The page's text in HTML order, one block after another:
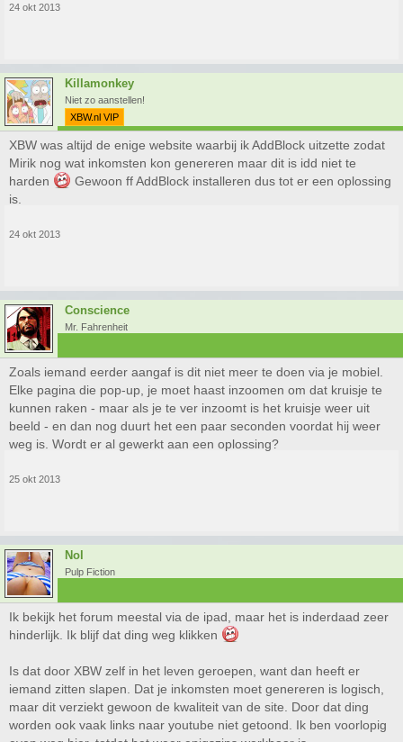
24 okt 2013
Killamonkey
Niet zo aanstellen!
XBW.nl VIP
XBW was altijd de enige website waarbij ik AddBlock uitzette zodat
Mirik nog wat inkomsten kon genereren maar dit is idd niet te
harden
Gewoon ff AddBlock installeren dus tot er een oplossing
is.
24 okt 2013
Conscience
Mr. Fahrenheit
Zoals iemand eerder aangaf is dit niet meer te doen via je mobiel.
Elke pagina die pop-up, je moet haast inzoomen om dat kruisje te
kunnen raken - maar als je te ver inzoomt is het kruisje weer uit
beeld - en dan nog duurt het een paar seconden voordat hij weer
weg is. Wordt er al gewerkt aan een oplossing?
25 okt 2013
Nol
Pulp Fiction
Ik bekijk het forum meestal via de ipad, maar het is inderdaad zeer
hinderlijk. Ik blijf dat ding weg klikken
Is dat door XBW zelf in het leven geroepen, want dan heeft er
iemand zitten slapen. Dat je inkomsten moet genereren is logisch,
maar dit verziekt gewoon de kwaliteit van de site. Door dat ding
worden ook vaak links naar youtube niet getoond. Ik ben voorlopig